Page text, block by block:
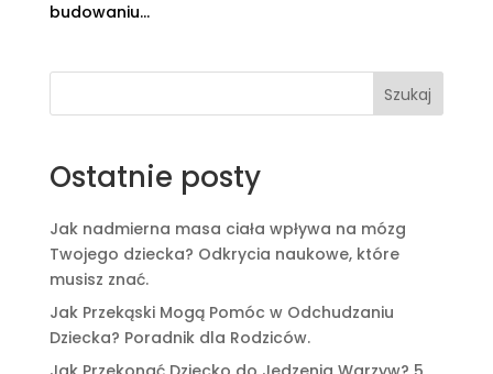
budowaniu...
Szukaj
Ostatnie posty
Jak nadmierna masa ciała wpływa na mózg
Twojego dziecka? Odkrycia naukowe, które
musisz znać.
Jak Przekąski Mogą Pomóc w Odchudzaniu
Dziecka? Poradnik dla Rodziców.